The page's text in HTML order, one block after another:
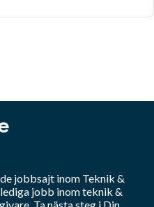
jobbsajt inom Teknik &
jobb inomteknik &